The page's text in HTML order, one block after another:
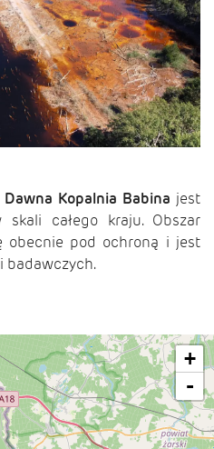
Kopalnia Babina jest
całego kraju. Obszar
obecnie pod ochroną i jest
badawczych.
+
-